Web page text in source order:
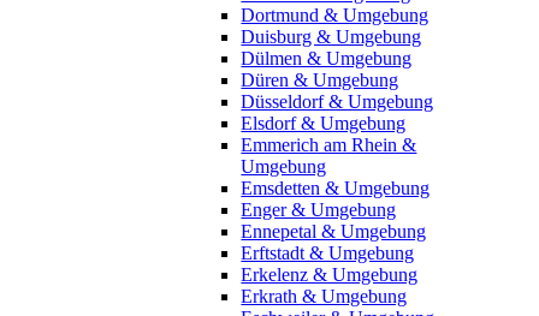
Dortmund & Umgebung
Duisburg & Umgebung
Dülmen & Umgebung
Düren & Umgebung
Düsseldorf & Umgebung
Elsdorf & Umgebung
Emmerich am Rhein &
Umgebung
Emsdetten & Umgebung
Enger & Umgebung
Ennepetal & Umgebung
Erftstadt & Umgebung
Erkelenz & Umgebung
Erkrath & Umgebung